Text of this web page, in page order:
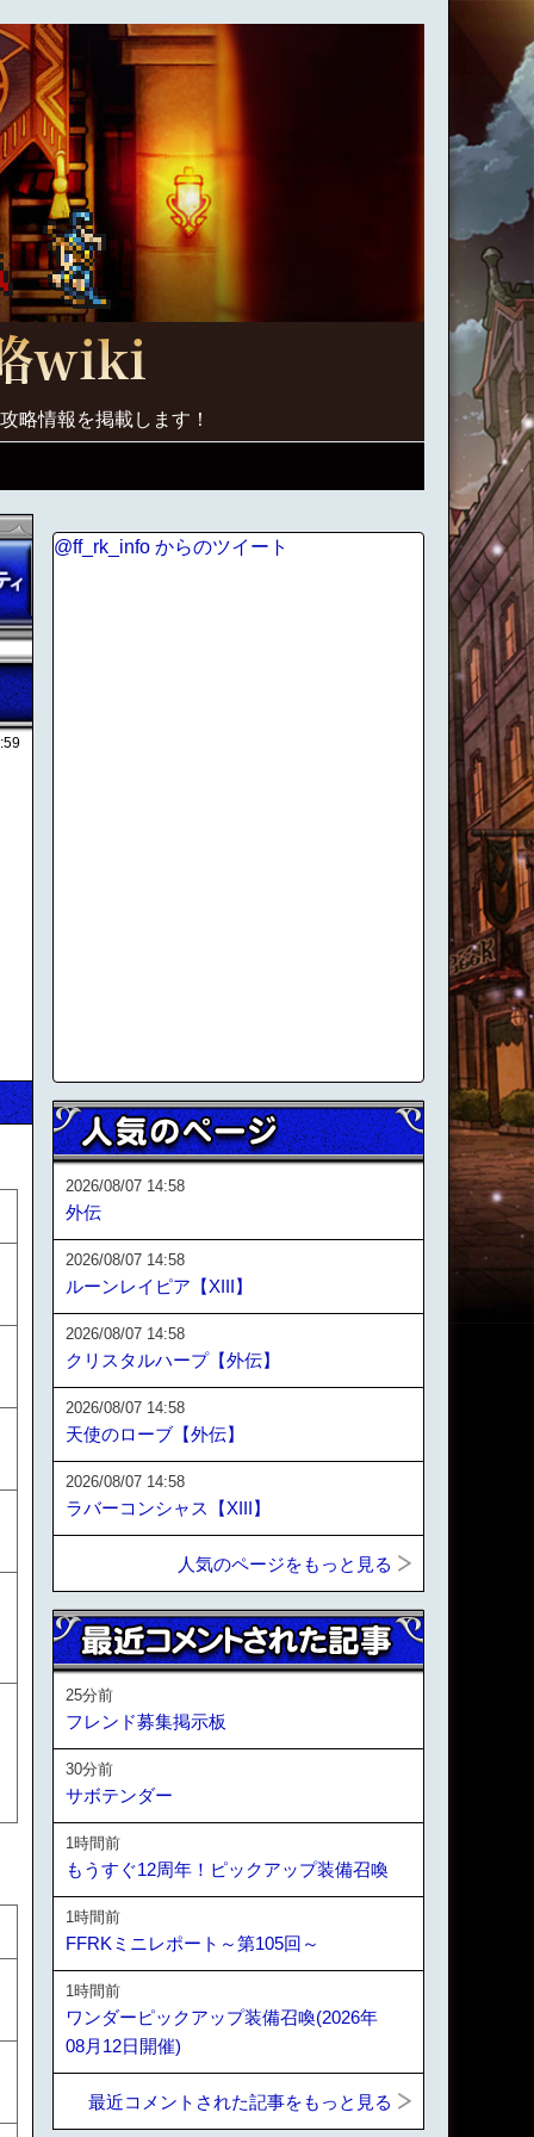
略情報を掲載します！
@ff_rk_info からのツイート
2026/08/07 14:58
外伝
2026/08/07 14:58
ルーンレイピア【XIII】
2026/08/07 14:58
クリスタルハープ【外伝】
2026/08/07 14:58
天使のローブ【外伝】
2026/08/07 14:58
ラバーコンシャス【XIII】
人気のページをもっと見る
25分前
フレンド募集掲示板
30分前
サボテンダー
1時間前
もうすぐ12周年！ピックアップ装備召喚
1時間前
FFRKミニレポート～第105回～
1時間前
ワンダーピックアップ装備召喚(2026年
08月12日開催)
最近コメントされた記事をもっと見る